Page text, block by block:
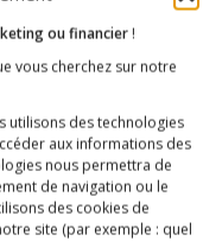
ou financier !
vous cherchez sur notre
utilisons des technologies
aux informations des
nous permettra de
de navigation ou le
des cookies de
site (par exemple : quel